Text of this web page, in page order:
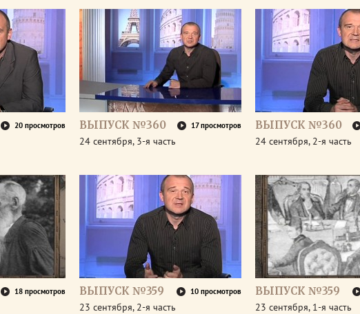
20 просмотров ВЫПУСК №360 17 просмотров
24 сентября, 3-я часть
ВЫПУСК №360
24 сентября, 2-я часть
18 просмотров ВЫПУСК №359 10 просмотров
23 сентября, 2-я часть
ВЫПУСК №359
23 сентября, 1-я часть